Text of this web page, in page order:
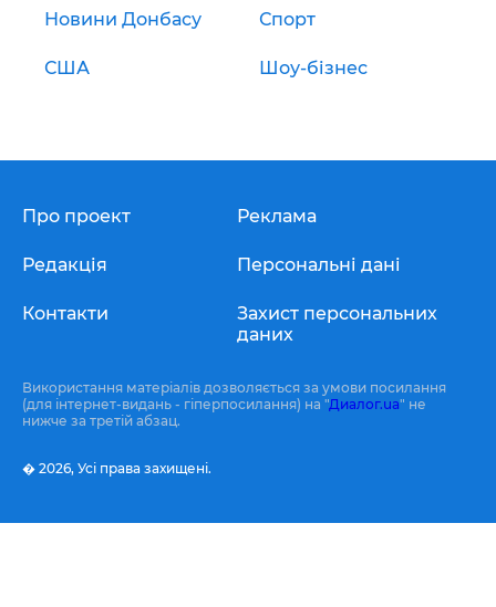
Новини Донбасу Спорт
США Шоу-бізнес
Про проект
Редакція
Контакти
Реклама
Персональні дані
Захист персональних
даних
Використання матеріалів дозволяється за умови посилання
(для інтернет-видань - гіперпосилання) на "Диалог.ua" не
нижче за третій абзац.
� 2026, Усі права захищені.